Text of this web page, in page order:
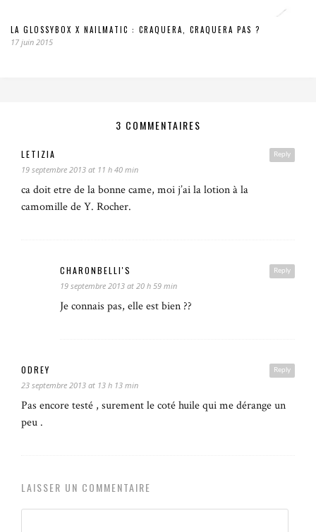
LA GLOSSYBOX X NAILMATIC : CRAQUERA, CRAQUERA PAS ?
17 juin 2015
3 COMMENTAIRES
Reply
LETIZIA
19 septembre 2013 at 11 h 40 min
ca doit etre de la bonne came, moi j’ai la lotion à la
camomille de Y. Rocher.
Reply
CHARONBELLI'S
19 septembre 2013 at 20 h 59 min
Je connais pas, elle est bien ??
Reply
0DREY
23 septembre 2013 at 13 h 13 min
Pas encore testé , surement le coté huile qui me dérange un
peu .
LAISSER UN COMMENTAIRE